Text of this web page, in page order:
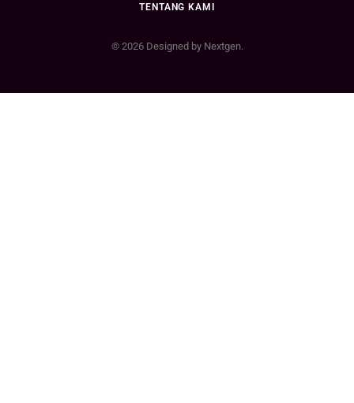
TENTANG KAMI
© 2026 Designed by Nextgen.